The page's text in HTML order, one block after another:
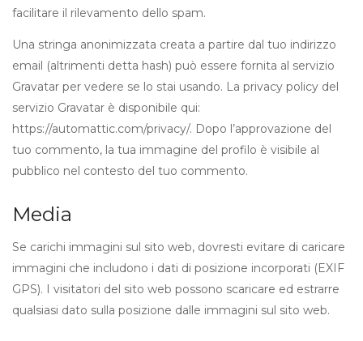
facilitare il rilevamento dello spam.
Una stringa anonimizzata creata a partire dal tuo indirizzo
email (altrimenti detta hash) può essere fornita al servizio
Gravatar per vedere se lo stai usando. La privacy policy del
servizio Gravatar è disponibile qui:
https://automattic.com/privacy/. Dopo l’approvazione del
tuo commento, la tua immagine del profilo è visibile al
pubblico nel contesto del tuo commento.
Media
Se carichi immagini sul sito web, dovresti evitare di caricare
immagini che includono i dati di posizione incorporati (EXIF
GPS). I visitatori del sito web possono scaricare ed estrarre
qualsiasi dato sulla posizione dalle immagini sul sito web.